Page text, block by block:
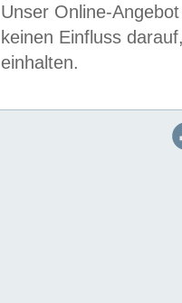
Unser Online-
keinen Einfluss
einhalten.